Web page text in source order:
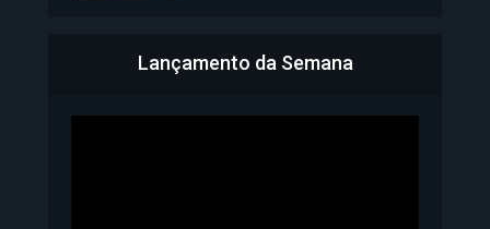
Bahia inicia emissão da
Lançamento da Semana